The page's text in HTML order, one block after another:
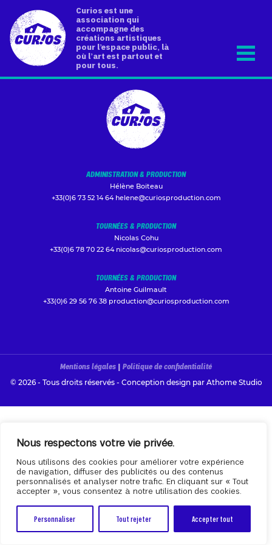
Nous respectons votre vie privée.
Nous utilisons des cookies pour améliorer votre expérience
de navigation, diffuser des publicités ou des contenus
personnalisés et analyser notre trafic. En cliquant sur « Tout
accepter », vous consentez à notre utilisation des cookies.
Personnaliser Tout rejeter Accepter tout
Curios est une
association qui
accompagne des
créations artistiques
pour l’espace public, là
où l’art est partout et
pour tous.
ADMINISTRATION & PRODUCTION
Hélène Boiteau
+33(0)6 73 52 14 64 helene@curiosproduction.com
TOURNÉES & PRODUCTION
Nicolas Cohu
+33(0)6 78 70 22 64 nicolas@curiosproduction.com
TOURNÉES & PRODUCTION
Antoine Guilmault
+33(0)6 29 56 76 38 production@curiosproduction.com
Mentions légales | Politique de confidentialité
© 2026 - Tous droits réservés - Conception design par Athome Studio